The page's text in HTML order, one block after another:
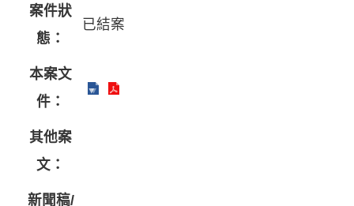
案件狀
態：
已結案
本案文
件：
其他案
文：
新聞稿/